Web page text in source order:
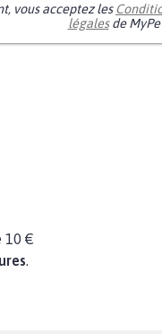
vous acceptez les
légalesde
10 €
.